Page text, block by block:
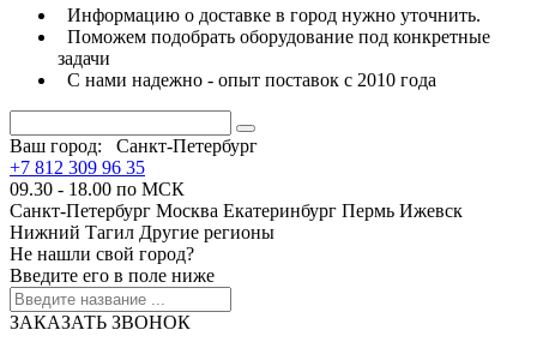
Информацию о доставке в город нужно уточнить.
Поможем подобрать оборудование под конкретные
задачи
С нами надежно - опыт поставок с 2010 года
Ваш город:
Санкт-Петербург
+7 812 309 96 35
09.30 - 18.00 по МСК
Санкт-Петербург Москва Екатеринбург Пермь Ижевск
Нижний Тагил Другие регионы
Не нашли свой город?
Введите его в поле ниже
ЗАКАЗАТЬ ЗВОНОК